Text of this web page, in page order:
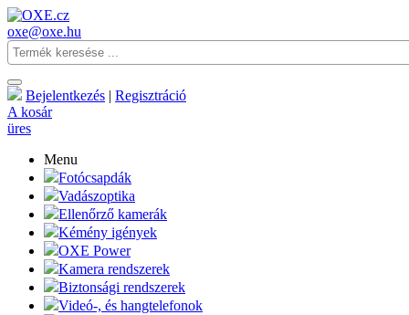
oxe@oxe.hu
Bejelentkezés | Regisztráció
A kosár
üres
Menu
Fotócsapdák
Vadászoptika
Ellenőrző kamerák
Kémény igények
OXE Power
Kamera rendszerek
Biztonsági rendszerek
Videó-, és hangtelefonok